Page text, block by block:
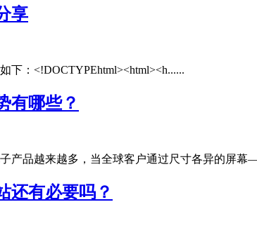
享
下：<!DOCTYPEhtml><html><h......
有哪些？
产品越来越多，当全球客户通过尺寸各异的屏
还有必要吗？